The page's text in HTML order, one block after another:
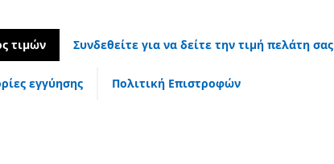
τιμών Συνδεθείτε για να δείτε την τιμή πελάτη σας
εγγύησης Πολιτική Επιστροφών